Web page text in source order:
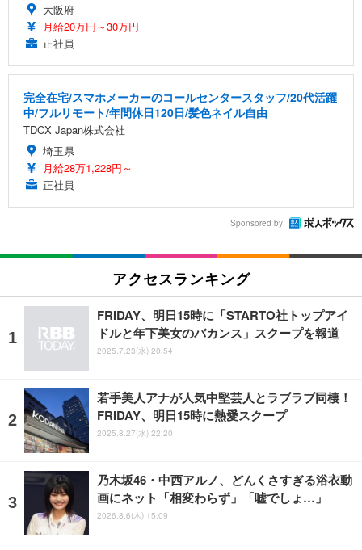
大阪府
月給20万円～30万円
正社員
完全在宅/スマホメーカーのコールセンタースタッフ/20代活躍
中/フルリモート/年間休日120日/髪色ネイル自由
TDCX Japan株式会社
埼玉県
月給28万1,228円～
正社員
Sponsored by
アクセスランキング
FRIDAY、明日15時に「STARTO社トップアイ
ドルと年下美女のバカンス」スクープを報道
2025.7.23(水) 20:54
若手美人アナが人気中堅芸人とラブラブ同棲！
FRIDAY、明日15時に熱愛スクープ
2025.8.27(水) 22:20
乃木坂46・中西アルノ、どんくさすぎる浴衣動
画にネット「相変わらず」「嘘でしょ…」
2026.8.6(木) 15:09